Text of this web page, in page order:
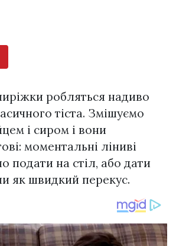
робляться надиво
тіста. Змішуємо
і сиром і вони
моментальні ліниві
подати на стіл, або дати
як швидкий перекус.